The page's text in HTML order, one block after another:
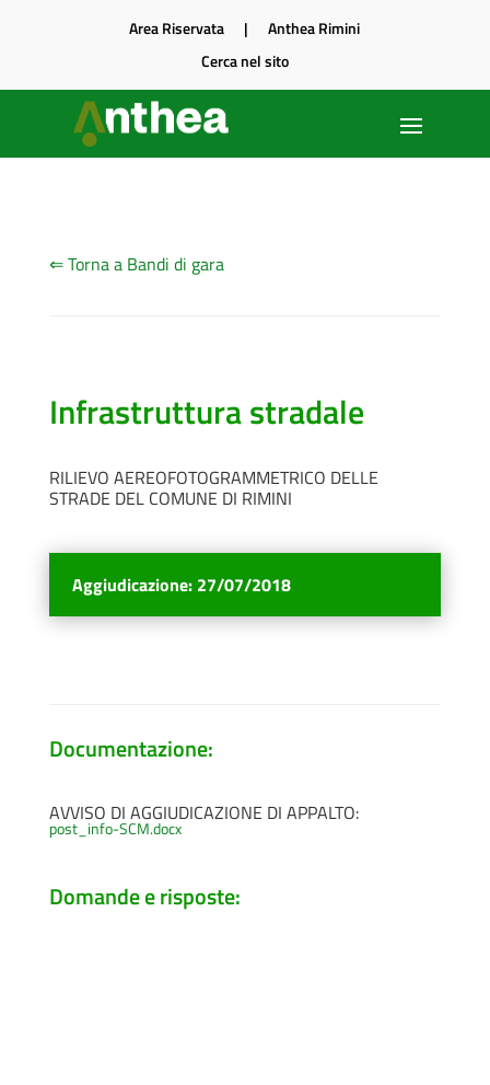
Area Riservata |Anthea Rimini
Cerca nel sito
⇐ Torna a Bandi di gara
Infrastruttura stradale
RILIEVO AEREOFOTOGRAMMETRICO DELLE
STRADE DEL COMUNE DI RIMINI
Aggiudicazione: 27/07/2018
Documentazione:
AVVISO DI AGGIUDICAZIONE DI APPALTO:
post_info-SCM.docx
Domande e risposte: